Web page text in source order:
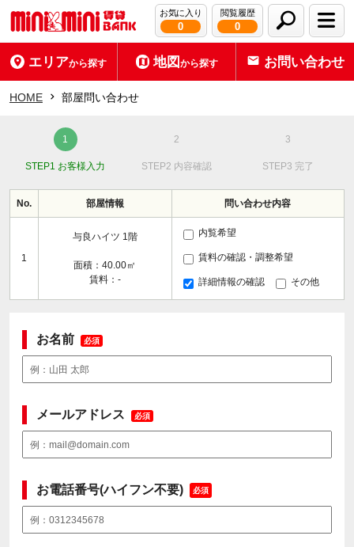
お気に入り
0
閲覧履歴
0
エリアから探す 地図から探す お問い合わせ
HOME 部屋問い合わせ
STEP1 お客様入力 STEP2 内容確認 STEP3 完了
No. 部屋情報 問い合わせ内容
1
与良ハイツ 1階
面積：40.00㎡
賃料：-
内覧希望
賃料の確認・調整希望
詳細情報の確認 その他
お名前 必須
メールアドレス 必須
お電話番号(ハイフン不要) 必須